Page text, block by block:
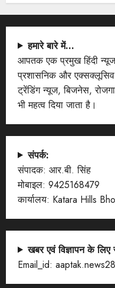
हमारे बारे में…
आपतक एक प्रमुख हिंदी
प्रशासनिक और एक्सक्लूसिव
ट्रेंडिंग न्यूज, बिजनेस,
भी महत्व दिया जाता है।
संपर्क:
संपादक: आर.बी. सिंह
मोबाइल: 9425168479
कार्यालय: Katara Hills
खबर एवं विज्ञापन के
Email_id: